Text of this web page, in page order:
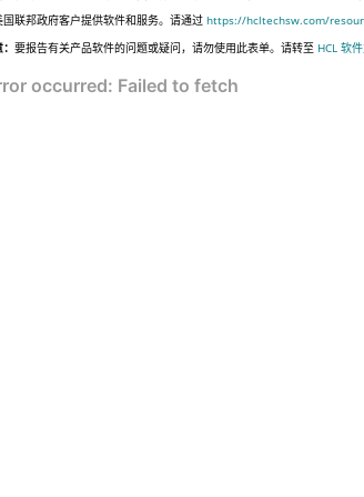
国联邦政府客户提供软件和服务。请通过https://hcltechsw.com/
：要报告有关产品软件的问题或疑问，请勿使用此表单。请转至 HCL 软